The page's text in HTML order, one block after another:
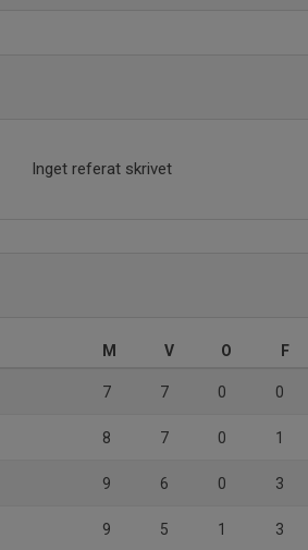
Inget referat skrivet
M V O F
7 7 0 0
8 7 0 1
9 6 0 3
9 5 1 3